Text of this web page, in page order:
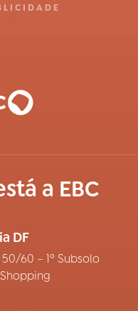
a EBC
DF
60 – 1º Subsolo